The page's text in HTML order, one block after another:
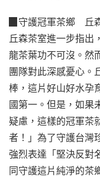
▉守護冠軍茶鄉 丘
丘森茶室進一步指出
龍茶葉功不可沒。然
團隊對此深感憂心。
棒，這片好山好水孕
國第一。但是，如果
疑慮，這樣的冠軍茶
者！」為了守護台灣
強烈表達「堅決反對
同守護這片純淨的茶